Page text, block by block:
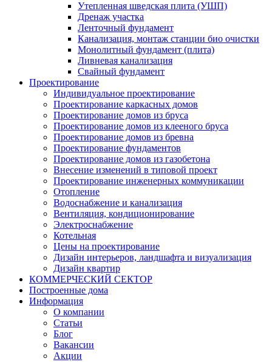
Утепленная шведская плита (УШП)
Дренаж участка
Ленточный фундамент
Канализация, монтаж станции био очистки
Монолитный фундамент (плита)
Ливневая канализация
Свайный фундамент
Проектирование
Индивидуальное проектирование
Проектирование каркасных домов
Проектирование домов из бруса
Проектирование домов из клееного бруса
Проектирование домов из бревна
Проектирование фундаментов
Проектирование домов из газобетона
Внесение изменений в типовой проект
Проектирование инженерных коммуникации
Отопление
Водоснабжение и канализация
Вентиляция, кондиционирование
Электроснабжение
Котельная
Цены на проектирование
Дизайн интерьеров, ландшафта и визуализация
Дизайн квартир
КОММЕРЧЕСКИЙ СЕКТОР
Построенные дома
Информация
О компании
Статьи
Блог
Вакансии
Акции